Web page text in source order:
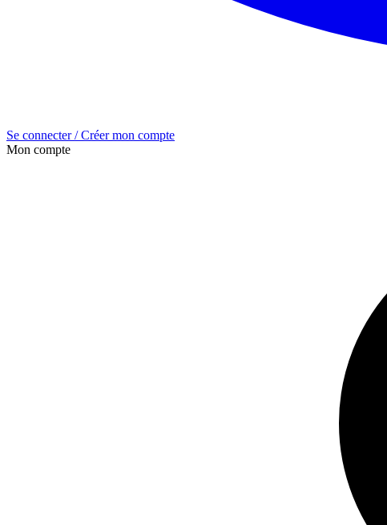
Se connecter / Créer mon compte
Mon compte